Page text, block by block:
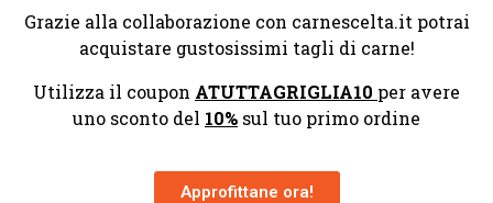
IN REGALO
Ricevi subito via email 3 video lezioni tratte dalla nostra
Grazie alla collaborazione con carnescelta.it potrai
acquistare gustosissimi tagli di carne!
Utilizza il coupon ATUTTAGRIGLIA10 per avere
uno sconto del 10% sul tuo primo ordine
Approfittane ora!